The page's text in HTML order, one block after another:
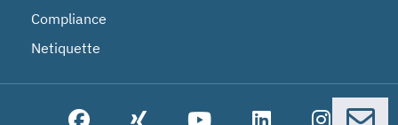
Compliance
Netiquette